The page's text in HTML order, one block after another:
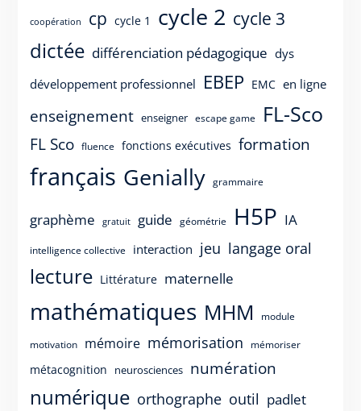
coopération cp cycle 1 cycle 2 cycle 3
dictée différenciation pédagogique dys
développement professionnel EBEP EMC en ligne
enseignement enseigner escape game FL-Sco
FL Sco fluence fonctions exécutives formation
français Genially grammaire
graphème gratuit guide géométrie H5P IA
intelligence collective interaction jeu langage oral
lecture Littérature maternelle
mathématiques MHM module
motivation mémoire mémorisation mémoriser
métacognition neurosciences numération
numérique orthographe outil padlet